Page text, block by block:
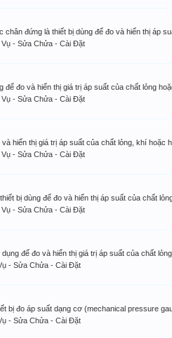
đứng là thiết bị dùng để đo và hiển thị áp
Vụ - Sửa Chửa - Cài Đặt
đo và hiển thị giá trị áp suất của chất lỏng
Vụ - Sửa Chửa - Cài Đặt
hiển thị giá trị áp suất của chất lỏng, khí hoặc
Vụ - Sửa Chửa - Cài Đặt
bị dùng để đo và hiển thị áp suất của chất
Vụ - Sửa Chửa - Cài Đặt
để đo và hiển thị giá trị áp suất của chất
- Sửa Chửa - Cài Đặt
bị đo áp suất dạng cơ (mechanical pressure
- Sửa Chửa - Cài Đặt